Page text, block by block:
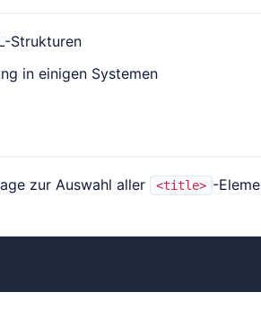
Strukturen
in einigen Systemen
zur Auswahl aller <title> -